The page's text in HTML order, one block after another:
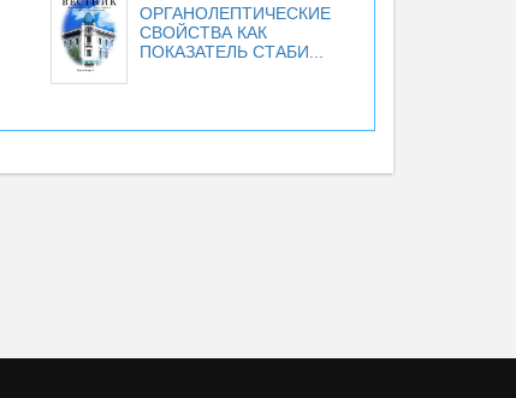
ОРГАНОЛЕПТИЧЕСКИЕ
СВОЙСТВА КАК
ПОКАЗАТЕЛЬ СТАБИ...